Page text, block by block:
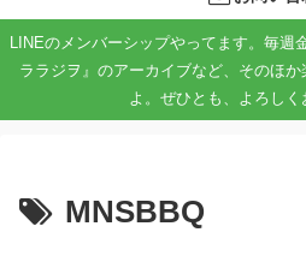
LINEのメンバーシップやってます。毎週
ララジヲ』のアーカイブなど、そのほ
よ。ぜひとも、よろしく
MNSBBQ